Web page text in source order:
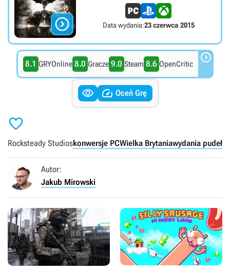
 Data wydania:23 czerwca 2015
8.1 GRYOnline 8.0 Gracze 9.0 Steam 8.6 OpenCritic 
  Oceń Grę

Rocksteady Studioskonwersje PCWielka Brytaniawydania
Autor:
Jakub Mirowski